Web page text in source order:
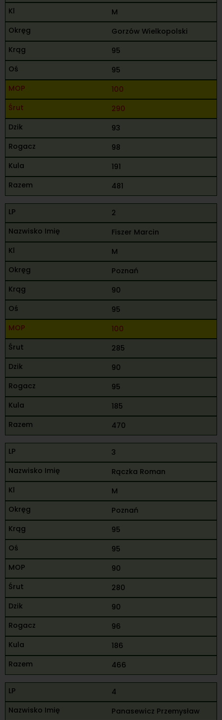
M
Gorzów Wielkopolski
95
95
100
290
93
98
191
481
2
Fiszer Marcin
M
Poznań
90
95
100
285
90
95
185
470
3
Rączka Roman
M
Poznań
95
95
90
280
90
96
186
466
4
Panasewicz Przemysław